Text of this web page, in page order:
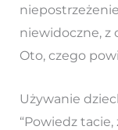
niewidoczne, z
Oto, czego
Używanie
“Powiedz